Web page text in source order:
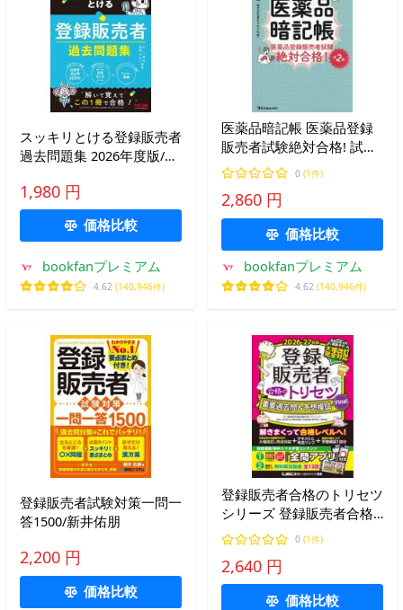
スッキリとける登録販売者
過去問題集 2026年度版/水
1,980 円
価格比較
bookfanプレミアム
4.62 (140,946件)
医薬品暗記帳 医薬品登録
販売者試験絶対合格! 試験
問題作成に関する手引き第
3章徹底攻略/村松早織
0 (1件)
2,860 円
価格比較
bookfanプレミアム
4.62 (140,946件)
登録販売者試験対策一問一
答1500/新井佑朋
2,200 円
価格比較
登録販売者合格のトリセツ
シリーズ 登録販売者合格
のトリセツ 重要過去問＆
予想模試Ｆｉｎａｌ〈２０
２６−２７年版〉 （第２
版）
0 (1件)
2,640 円
価格比較